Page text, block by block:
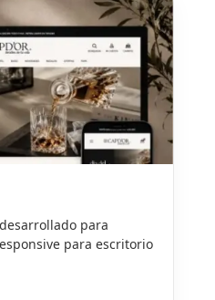
para
para escritorio